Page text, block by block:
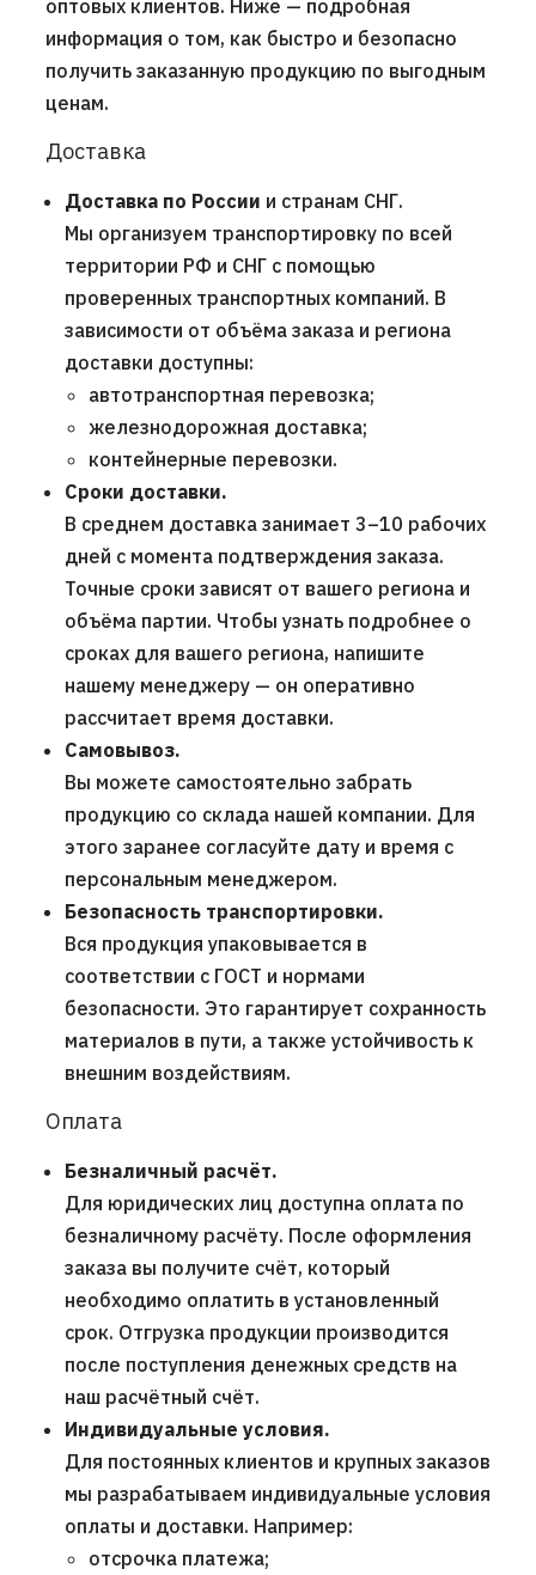
оптовых клиентов. Ниже — подробная
информация о том, как быстро и безопасно
получить заказанную продукцию по выгодным
ценам.
Доставка
Доставка по России и странам СНГ.
Мы организуем транспортировку по всей
территории РФ и СНГ с помощью
проверенных транспортных компаний. В
зависимости от объёма заказа и региона
доставки доступны:
автотранспортная перевозка;
железнодорожная доставка;
контейнерные перевозки.
Сроки доставки.
В среднем доставка занимает 3–10 рабочих
дней с момента подтверждения заказа.
Точные сроки зависят от вашего региона и
объёма партии. Чтобы узнать подробнее о
сроках для вашего региона, напишите
нашему менеджеру — он оперативно
рассчитает время доставки.
Самовывоз.
Вы можете самостоятельно забрать
продукцию со склада нашей компании. Для
этого заранее согласуйте дату и время с
персональным менеджером.
Безопасность транспортировки.
Вся продукция упаковывается в
соответствии с ГОСТ и нормами
безопасности. Это гарантирует сохранность
материалов в пути, а также устойчивость к
внешним воздействиям.
Оплата
Безналичный расчёт.
Для юридических лиц доступна оплата по
безналичному расчёту. После оформления
заказа вы получите счёт, который
необходимо оплатить в установленный
срок. Отгрузка продукции производится
после поступления денежных средств на
наш расчётный счёт.
Индивидуальные условия.
Для постоянных клиентов и крупных заказов
мы разрабатываем индивидуальные условия
оплаты и доставки. Например:
отсрочка платежа;